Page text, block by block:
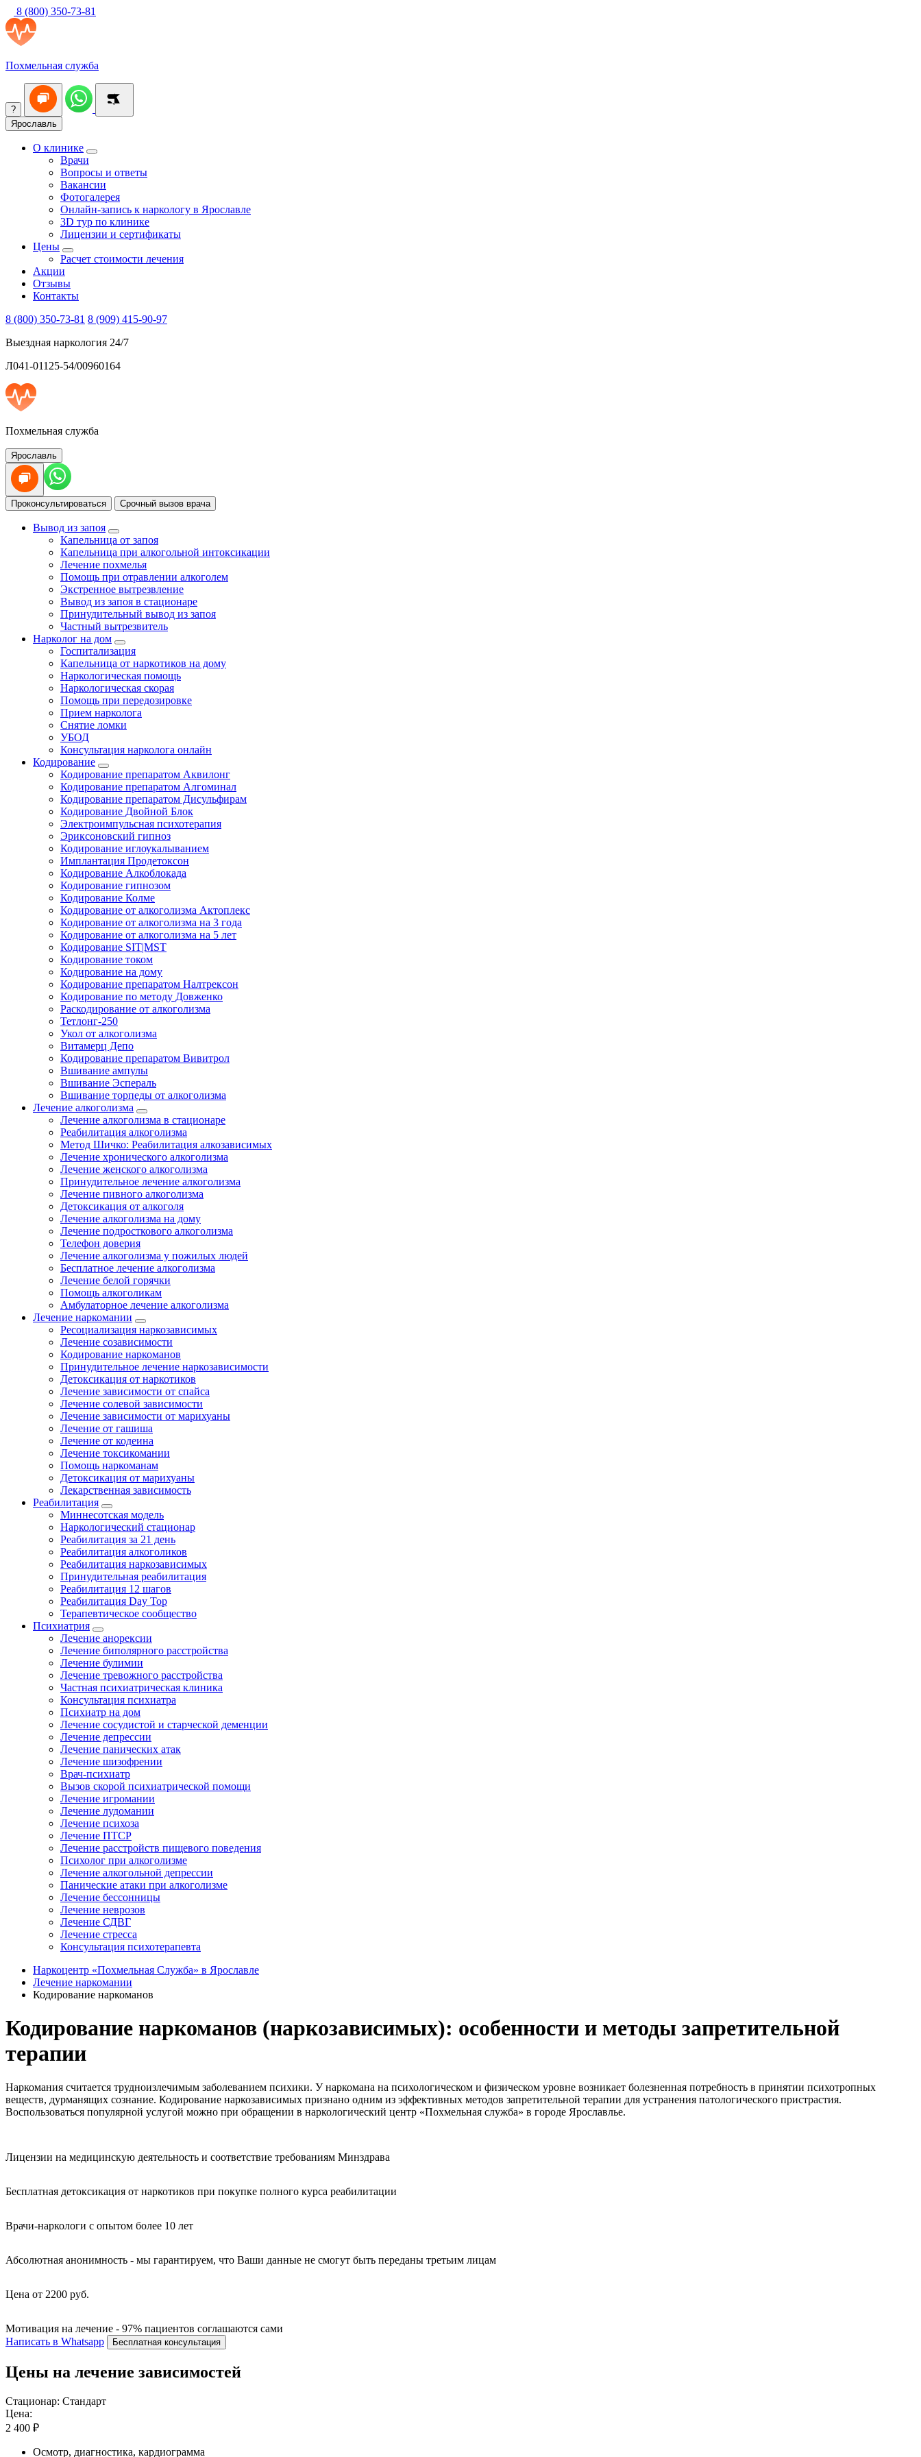
8 (800) 350-73-81
Похмельная служба
?
Ярославль
О клинике
Врачи
Вопросы и ответы
Вакансии
Фотогалерея
Онлайн-запись к наркологу в Ярославле
3D тур по клинике
Лицензии и сертификаты
Цены
Расчет стоимости лечения
Акции
Отзывы
Контакты
8 (800) 350-73-81 8 (909) 415-90-97
Выездная наркология 24/7
Л041-01125-54/00960164
Похмельная служба
Ярославль
Проконсультироваться Срочный вызов врача
Вывод из запоя
Капельница от запоя
Капельница при алкогольной интоксикации
Лечение похмелья
Помощь при отравлении алкоголем
Экстренное вытрезвление
Вывод из запоя в стационаре
Принудительный вывод из запоя
Частный вытрезвитель
Нарколог на дом
Госпитализация
Капельница от наркотиков на дому
Наркологическая помощь
Наркологическая скорая
Помощь при передозировке
Прием нарколога
Снятие ломки
УБОД
Консультация нарколога онлайн
Кодирование
Кодирование препаратом Аквилонг
Кодирование препаратом Алгоминал
Кодирование препаратом Дисульфирам
Кодирование Двойной Блок
Электроимпульсная психотерапия
Эриксоновский гипноз
Кодирование иглоукалыванием
Имплантация Продетоксон
Кодирование Алкоблокада
Кодирование гипнозом
Кодирование Колме
Кодирование от алкоголизма Актоплекс
Кодирование от алкоголизма на 3 года
Кодирование от алкоголизма на 5 лет
Кодирование SIT|MST
Кодирование током
Кодирование на дому
Кодирование препаратом Налтрексон
Кодирование по методу Довженко
Раскодирование от алкоголизма
Тетлонг-250
Укол от алкоголизма
Витамерц Депо
Кодирование препаратом Вивитрол
Вшивание ампулы
Вшивание Эспераль
Вшивание торпеды от алкоголизма
Лечение алкоголизма
Лечение алкоголизма в стационаре
Реабилитация алкоголизма
Метод Шичко: Реабилитация алкозависимых
Лечение хронического алкоголизма
Лечение женского алкоголизма
Принудительное лечение алкоголизма
Лечение пивного алкоголизма
Детоксикация от алкоголя
Лечение алкоголизма на дому
Лечение подросткового алкоголизма
Телефон доверия
Лечение алкоголизма у пожилых людей
Бесплатное лечение алкоголизма
Лечение белой горячки
Помощь алкоголикам
Амбулаторное лечение алкоголизма
Лечение наркомании
Ресоциализация наркозависимых
Лечение созависимости
Кодирование наркоманов
Принудительное лечение наркозависимости
Детоксикация от наркотиков
Лечение зависимости от спайса
Лечение солевой зависимости
Лечение зависимости от марихуаны
Лечение от гашиша
Лечение от кодеина
Лечение токсикомании
Помощь наркоманам
Детоксикация от марихуаны
Лекарственная зависимость
Реабилитация
Миннесотская модель
Наркологический стационар
Реабилитация за 21 день
Реабилитация алкоголиков
Реабилитация наркозависимых
Принудительная реабилитация
Реабилитация 12 шагов
Реабилитация Day Top
Терапевтическое сообщество
Психиатрия
Лечение анорексии
Лечение биполярного расстройства
Лечение булимии
Лечение тревожного расстройства
Частная психиатрическая клиника
Консультация психиатра
Психиатр на дом
Лечение сосудистой и старческой деменции
Лечение депрессии
Лечение панических атак
Лечение шизофрении
Врач-психиатр
Вызов скорой психиатрической помощи
Лечение игромании
Лечение лудомании
Лечение психоза
Лечение ПТСР
Лечение расстройств пищевого поведения
Психолог при алкоголизме
Лечение алкогольной депрессии
Панические атаки при алкоголизме
Лечение бессонницы
Лечение неврозов
Лечение СДВГ
Лечение стресса
Консультация психотерапевта
Наркоцентр «Похмельная Служба» в Ярославле
Лечение наркомании
Кодирование наркоманов
Кодирование наркоманов (наркозависимых): особенности и методы запретительной
терапии
Наркомания считается трудноизлечимым заболеванием психики. У наркомана на психологическом и физическом уровне возникает болезненная потребность в принятии психотропных
веществ, дурманящих сознание. Кодирование наркозависимых признано одним из эффективных методов запретительной терапии для устранения патологического пристрастия.
Воспользоваться популярной услугой можно при обращении в наркологический центр «Похмельная служба» в городе Ярославлье.
Лицензии на медицинскую деятельность и соответствие требованиям Минздрава
Бесплатная детоксикация от наркотиков при покупке полного курса реабилитации
Врачи-наркологи с опытом более 10 лет
Абсолютная анонимность - мы гарантируем, что Ваши данные не смогут быть переданы третьим лицам
Цена от 2200 руб.
Мотивация на лечение - 97% пациентов соглашаются сами
Написать в Whatsapp
Бесплатная консультация
Цены на лечение зависимостей
Стационар: Стандарт
Цена:
2 400 ₽
Осмотр, диагностика, кардиограмма